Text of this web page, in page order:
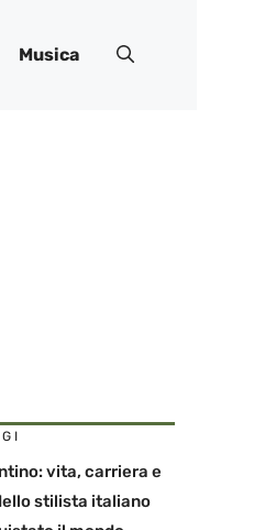
Musica
vita, carriera e
stilista italiano